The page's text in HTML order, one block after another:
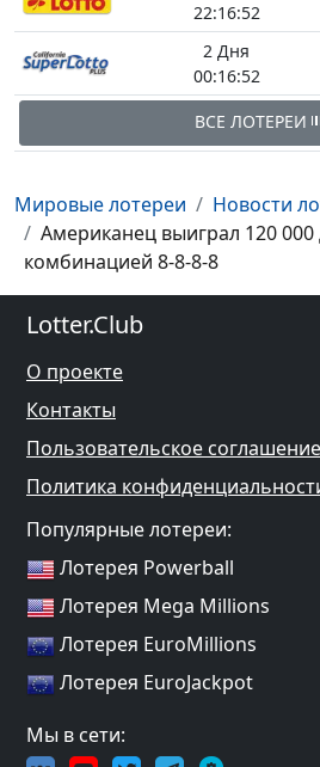
22:16:51
2 Дня
00:16:51
ВСЕ ЛОТЕРЕИ
Мировые лотереи
Новости
Американец выиграл 120 000
комбинацией 8-8-8-8
Lotter.Club
О проекте
Контакты
Пользовательское соглашение
Политика
Популярные лотереи:
Лотерея Powerball
Лотерея Mega Millions
Лотерея EuroMillions
Лотерея EuroJackpot
Мы в сети: